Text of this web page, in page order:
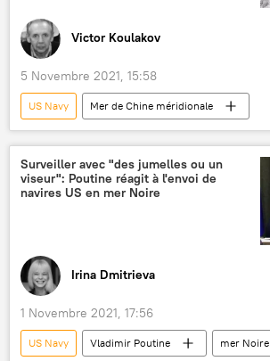
Victor Koulakov
5 Novembre 2021, 15:58
US Navy
Mer de Chine méridionale
International
sous-marins
Surveiller avec "des jumelles ou un
viseur": Poutine réagit à l'envoi de
navires US en mer Noire
Irina Dmitrieva
1 Novembre 2021, 17:56
US Navy Vladimir Poutine
mer Noire